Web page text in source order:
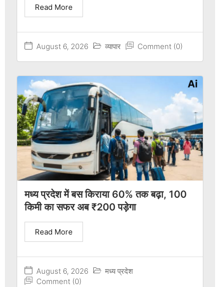
August 6, 2026 व्यापार Comment (0)
Read More
मध्य प्रदेश में बस किराया 60% तक बढ़ा, 100
किमी का सफर अब ₹200 पड़ेगा
August 6, 2026
मध्य प्रदेश
Comment (0)
Read More